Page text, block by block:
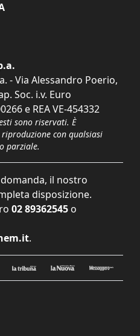
- Via Alessandro Poerio,
Soc. i.v. Euro
e REA VE-454332
sono riservati. È
con qualsiasi
parziale.
il nostro
disposizione.
02 89362545 o
.